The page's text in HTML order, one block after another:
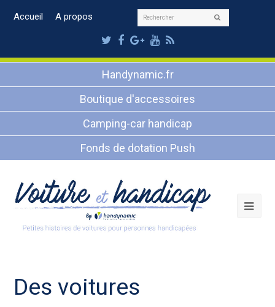
Accueil A propos Rechercher
Twitter
Facebook
Google
Plus
Youtube
RSS
Handynamic.fr
Boutique d'accessoires
Camping-car handicap
Fonds de dotation Push
Des voitures